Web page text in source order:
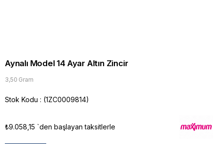
Aynalı Model 14 Ayar Altın Zincir
3,50 Gram
Stok Kodu (1ZC0009814)
₺9.058,15 `den başlayan taksitlerle